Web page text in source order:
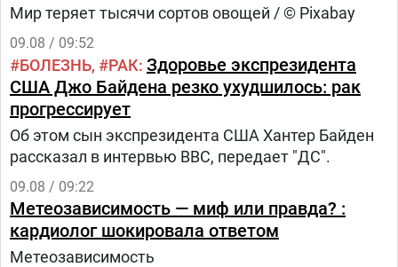
Мир теряет тысячи сортов овощей / © Pixabay
09.08 / 09:52
БОЛЕЗНЬ РАК Здоровье экспрезидента
США Джо Байдена резко ухудшилось: рак
прогрессирует
Об этом сын экспрезидента США Хантер Байден
рассказал в интервью BBC, передает "ДС".
09.08 / 09:22
Метеозависимость — миф или правда? :
кардиолог шокировала ответом
Метеозависимость